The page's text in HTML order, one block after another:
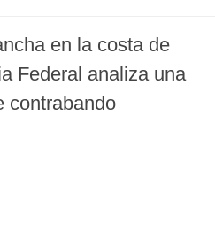
en la costa de
Federal analiza una
contrabando